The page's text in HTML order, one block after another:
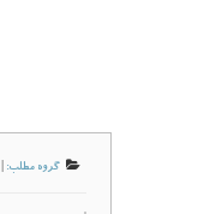
گروه مطلب: